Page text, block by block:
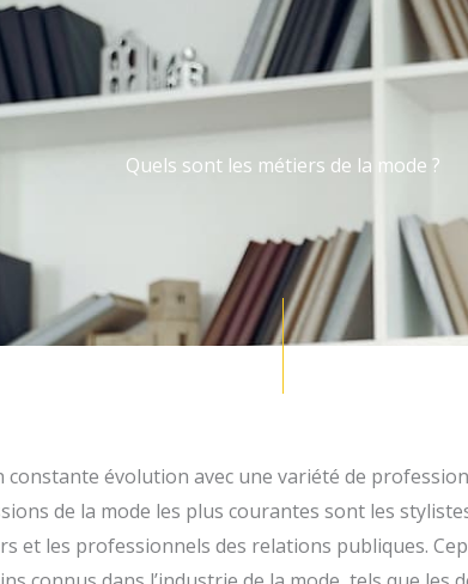
Quels sont les métiers de la mode ?
constante évolution avec une variété de
de la mode les plus courantes sont les
et les professionnels des relations publiques.